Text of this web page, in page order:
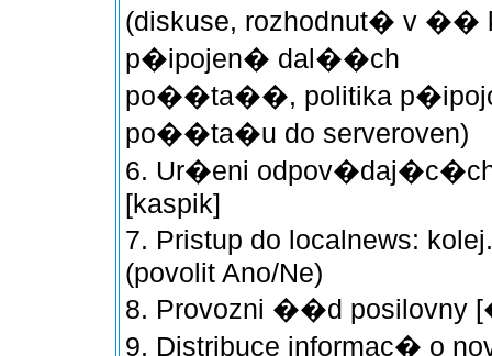
(diskuse, rozhodnut� v ��
p�ipojen� dal��ch
po��ta��, politika
po��ta�u do serveroven)
6. Ur�eni
[kaspik]
7. Pristup do localnews:
(povolit Ano/Ne)
8. Provozni ��d posilovny
9. Distribuce informac� o